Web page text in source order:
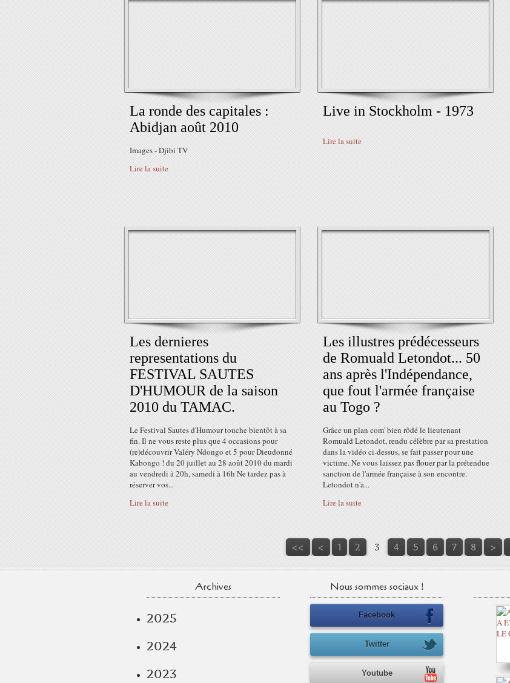
La ronde des capitales :
Abidjan août 2010
Images - Djibi TV
Lire la suite
Live in Stockholm - 1973
Lire la suite
Les dernieres
representations du
FESTIVAL SAUTES
D'HUMOUR de la saison
2010 du TAMAC.
Le Festival Sautes d'Humour touche bientôt à sa
fin. Il ne vous reste plus que 4 occasions pour
(re)découvrir Valéry Ndongo et 5 pour Dieudonné
Kabongo ! du 20 juillet au 28 août 2010 du mardi
au vendredi à 20h, samedi à 16h Ne tardez pas à
réserver vos...
Lire la suite
Les illustres prédécesseurs
de Romuald Letondot... 50
ans après l'Indépendance,
que fout l'armée française
au Togo ?
Grâce un plan com' bien rôdé le lieutenant
Romuald Letondot, rendu célèbre par sa prestation
dans la vidéo ci-dessus, se fait passer pour une
victime. Ne vous laissez pas flouer par la prétendue
sanction de l'armée française à son encontre.
Letondot n'a...
Lire la suite
<< < 1 2 3 4 5 6 7 8 >
Archives
2025
2024
2023
Nous sommes sociaux !
Facebook
Twitter
Youtube